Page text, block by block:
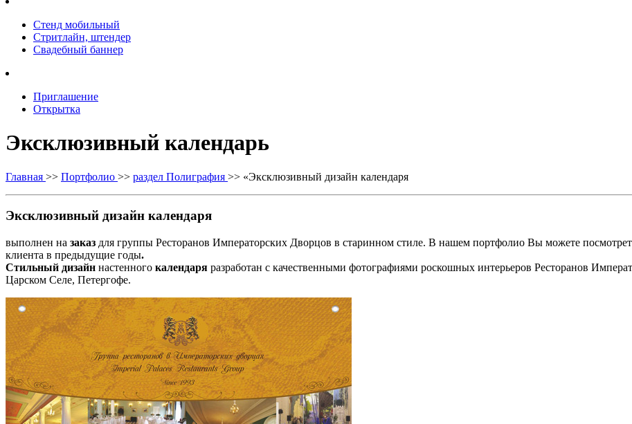
Стенд мобильный
Стритлайн, штендер
Свадебный баннер
Приглашение
Открытка
Эксклюзивный календарь
Главная >> Портфолио >> раздел Полиграфия >> «Эксклюзивный дизайн календаря
Эксклюзивный дизайн календаря
выполнен на заказ для группы Ресторанов Императорских Дворцов в старинном стиле. В нашем портфолио Вы можете
клиента в предыдущие годы.
Стильный дизайн настенного календаря разработан с качественными фотографиями роскошных интерьеров Ресторанов
Царском Селе, Петергофе.